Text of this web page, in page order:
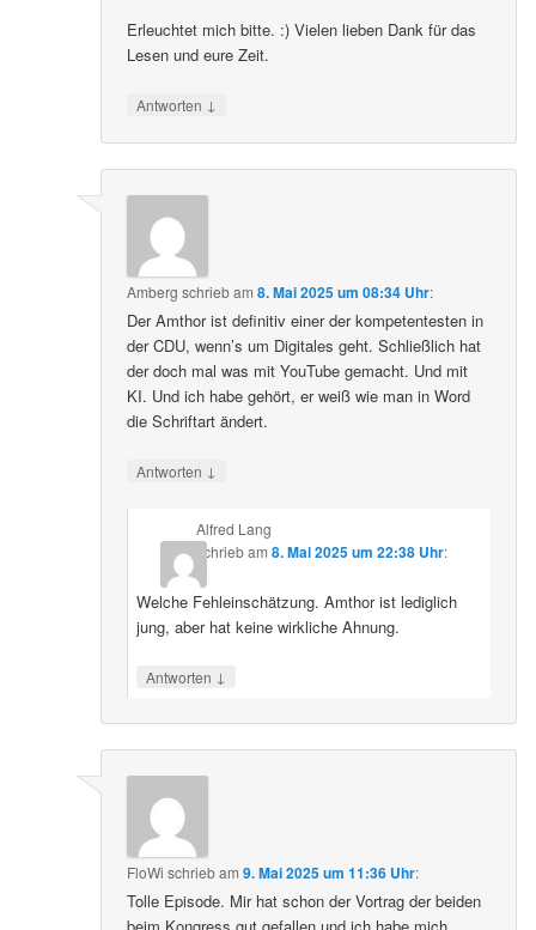
Erleuchtet mich bitte. :) Vielen lieben Dank für das
Lesen und eure Zeit.
Antworten ↓
Amberg schriebam8. Mai 2025 um 08:34 Uhr:
Der Amthor ist definitiv einer der kompetentesten in
der CDU, wenn’s um Digitales geht. Schließlich hat
der doch mal was mit YouTube gemacht. Und mit
KI. Und ich habe gehört, er weiß wie man in Word
die Schriftart ändert.
Antworten ↓
Alfred Lang
schriebam 8. Mai 2025 um 22:38 Uhr:
Welche Fehleinschätzung. Amthor ist lediglich
jung, aber hat keine wirkliche Ahnung.
Antworten ↓
FloWi schriebam9. Mai 2025 um 11:36 Uhr:
Tolle Episode. Mir hat schon der Vortrag der beiden